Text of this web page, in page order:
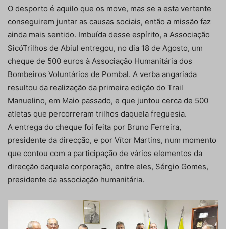
O desporto é aquilo que os move, mas se a esta vertente
conseguirem juntar as causas sociais, então a missão faz
ainda mais sentido. Imbuída desse espírito, a Associação
SicóTrilhos de Abiul entregou, no dia 18 de Agosto, um
cheque de 500 euros à Associação Humanitária dos
Bombeiros Voluntários de Pombal. A verba angariada
resultou da realização da primeira edição do Trail
Manuelino, em Maio passado, e que juntou cerca de 500
atletas que percorreram trilhos daquela freguesia.
A entrega do cheque foi feita por Bruno Ferreira,
presidente da direcção, e por Vítor Martins, num momento
que contou com a participação de vários elementos da
direcção daquela corporação, entre eles, Sérgio Gomes,
presidente da associação humanitária.